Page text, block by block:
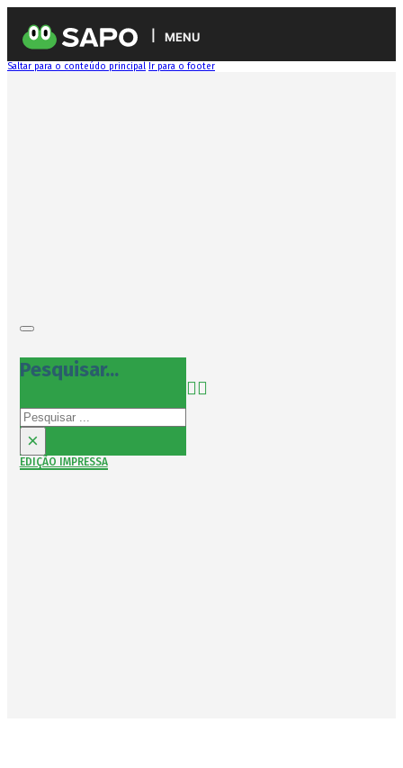
MENU
Saltar para o conteúdo principal Ir para o footer
Pesquisar...
Pesquisar
×
EDIÇÃO IMPRESSA